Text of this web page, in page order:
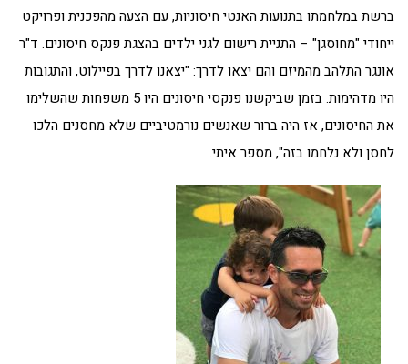
ברשת במלחמתו בתנועות האנטי חיסוניות, עם הצעה מהפכנית ופרויקט
ייחודי "מחוסגן" – התניית רישום לגני ילדים בהצגת פנקס חיסונים. ד"ר
אונגר התלהב מהמיזם והם יצאו לדרך: "יצאנו לדרך בפיילוט, והתגובות
היו מדהימות. בזמן שביקשנו פנקסי חיסונים היו 5 משפחות שהשלימו
את החיסונים, אז היה ברור שאנשים נורמטיביים שלא מחסנים הלכו
לחסן ולא נלחמו בזה", מספר איתי.